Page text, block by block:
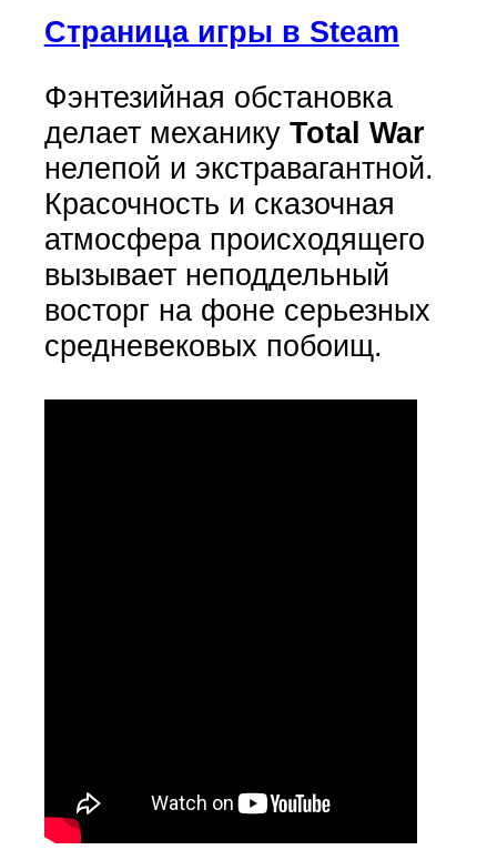
Страница игры в Steam
Фэнтезийная обстановка
делает механику Total War
нелепой и экстравагантной.
Красочность и сказочная
атмосфера происходящего
вызывает неподдельный
восторг на фоне серьезных
средневековых побоищ.